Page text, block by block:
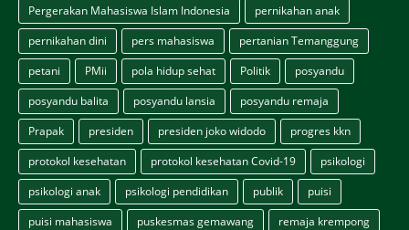
Pergerakan Mahasiswa Islam Indonesia
pernikahan anak
pernikahan dini
pers mahasiswa
pertanian Temanggung
petani
PMii pola hidup sehat Politik
posyandu
posyandu balita
posyandu lansia
posyandu remaja
Prapak
presiden presiden joko widodo
progres kkn
protokol kesehatan
protokol kesehatan Covid-19
psikologi
psikologi anak
psikologi pendidikan publik
puisi
puisi mahasiswa
puskesmas gemawang
remaja krempong